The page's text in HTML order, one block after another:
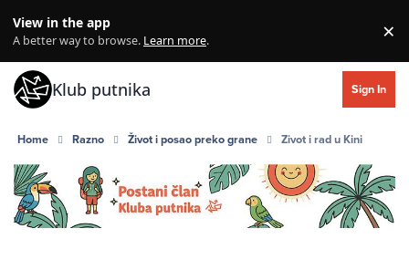
View in the app
A better way to browse. Learn more. ×
Klub putnika Sign In
Home Razno Život i posao preko grane Zivot i rad u Kini